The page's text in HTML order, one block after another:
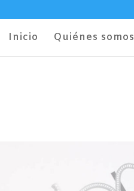
Inicio Quiénes somos